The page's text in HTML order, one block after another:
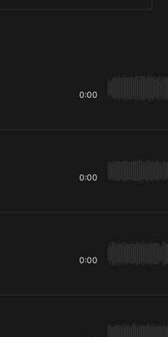
0:00
0:00
0:00